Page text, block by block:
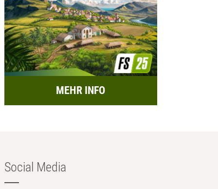
MEHR INFO
Social Media